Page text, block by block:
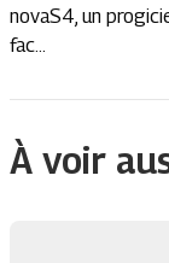
novaS4, un
fac...
À voir